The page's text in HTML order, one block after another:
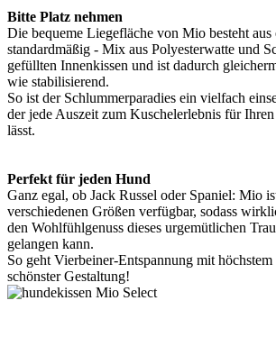
Bitte Platz nehmen
Die bequeme Liegefläche von Mio besteht aus
standardmäßig - Mix aus Polyesterwatte und
gefüllten Innenkissen und ist dadurch
wie stabilisierend.
So ist der Schlummerparadies ein vielfach
der jede Auszeit zum Kuschelerlebnis für
lässt.
Perfekt für jeden Hund
Ganz egal, ob Jack Russel oder Spaniel: Mio
verschiedenen Größen verfügbar, sodass
den Wohlfühlgenuss dieses urgemütlichen
gelangen kann.
So geht Vierbeiner-Entspannung mit
schönster Gestaltung!